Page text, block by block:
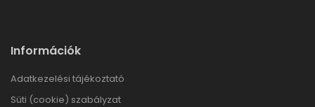
Információk
Adatkezelési tájékoztató
Süti (cookie) szabályzat